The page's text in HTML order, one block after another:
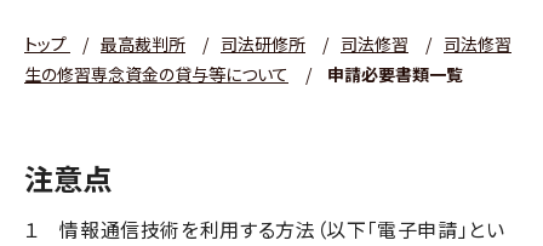
トップ / 最高裁判所 / 司法研修所 / 司法修習 / 司法修習
生の修習専念資金の貸与等について
/ 申請必要書類一覧
注意点
１ 情報通信技術を利用する方法（以下「電子申請」とい